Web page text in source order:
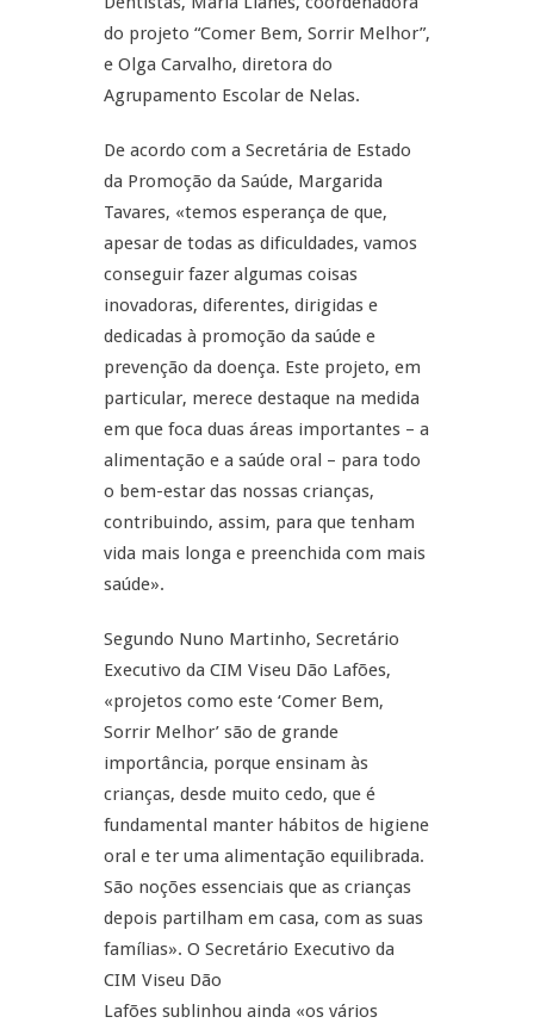
do projeto “Comer Bem, Sorrir Melhor”,
e Olga Carvalho, diretora do
Agrupamento Escolar de Nelas.
De acordo com a Secretária de Estado
da Promoção da Saúde, Margarida
Tavares, «temos esperança de que,
apesar de todas as dificuldades, vamos
conseguir fazer algumas coisas
inovadoras, diferentes, dirigidas e
dedicadas à promoção da saúde e
prevenção da doença. Este projeto, em
particular, merece destaque na medida
em que foca duas áreas importantes – a
alimentação e a saúde oral – para todo
o bem-estar das nossas crianças,
contribuindo, assim, para que tenham
vida mais longa e preenchida com mais
saúde».
Segundo Nuno Martinho, Secretário
Executivo da CIM Viseu Dão Lafões,
«projetos como este ‘Comer Bem,
Sorrir Melhor’ são de grande
importância, porque ensinam às
crianças, desde muito cedo, que é
fundamental manter hábitos de higiene
oral e ter uma alimentação equilibrada.
São noções essenciais que as crianças
depois partilham em casa, com as suas
famílias». O Secretário Executivo da
CIM Viseu Dão
Lafões sublinhou ainda «os vários